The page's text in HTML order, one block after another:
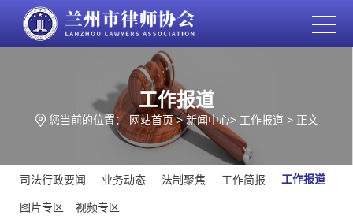
工作报道
您当前的位置：网站首页>新闻中心> 工作报道 > 正文
司法行政要闻 业务动态 法制聚焦 工作简报 工作报道
图片专区 视频专区